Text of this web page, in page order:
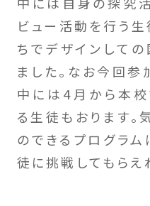
ビュー活動を行う
ちでデザインして
ました。なお今回
中には4月から本
る生徒もおります。
のできるプログラム
徒に挑戦してもらえ